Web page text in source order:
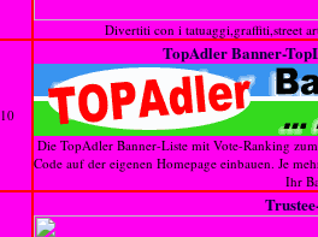
Divertiti con i tatuaggi,graffiti,street
10
TopAdler Banner-
Die TopAdler Banner-Liste mit Vote-Ranking
Code auf der eigenen Homepage einbauen. Je
Ihr